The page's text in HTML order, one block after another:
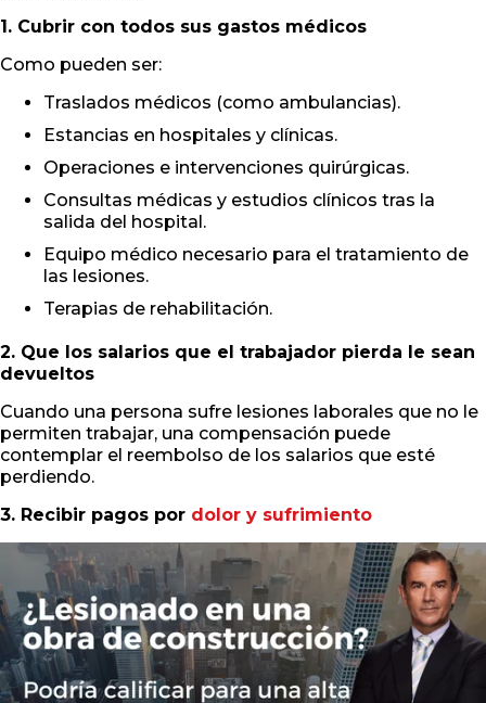
1. Cubrir con todos sus gastos médicos
Como pueden ser:
Traslados médicos (como ambulancias).
Estancias en hospitales y clínicas.
Operaciones e intervenciones quirúrgicas.
Consultas médicas y estudios clínicos tras la
salida del hospital.
Equipo médico necesario para el tratamiento de
las lesiones.
Terapias de rehabilitación.
2. Que los salarios que el trabajador pierda le sean
devueltos
Cuando una persona sufre lesiones laborales que no le
permiten trabajar, una compensación puede
contemplar el reembolso de los salarios que esté
perdiendo.
3. Recibir pagos por dolor y sufrimiento